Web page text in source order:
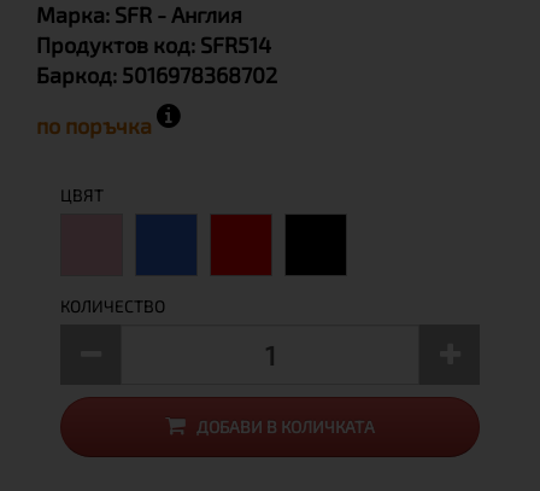
Марка: SFR - Англия
Продуктов код: SFR514
Баркод: 5016978368702
по поръчка
ЦВЯТ
КОЛИЧЕСТВО
ДОБАВИ В КОЛИЧКАТА